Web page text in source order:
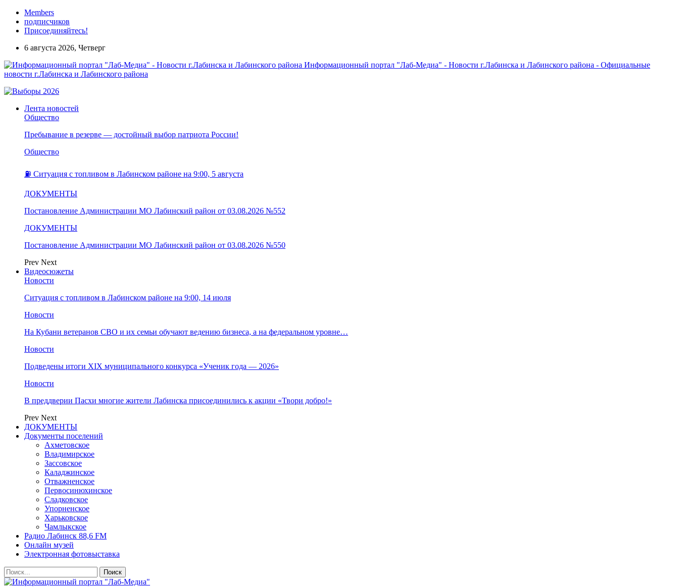
Members
подписчиков
Присоединяйтесь!
6 августа 2026, Четверг
Информационный портал "Лаб-Медиа" - Новости г.Лабинска и Лабинского района - Официальные
новости г.Лабинска и Лабинского района
Лента новостей
Общество
Пребывание в резерве — достойный выбор патриота России!
Общество
⛽️ Ситуация с топливом в Лабинском районе на 9:00, 5 августа
ДОКУМЕНТЫ
Постановление Администрации МО Лабинский район от 03.08.2026 №552
ДОКУМЕНТЫ
Постановление Администрации МО Лабинский район от 03.08.2026 №550
Prev Next
Видеосюжеты
Новости
Ситуация с топливом в Лабинском районе на 9:00, 14 июля
Новости
На Кубани ветеранов СВО и их семьи обучают ведению бизнеса, а на федеральном уровне…
Новости
Подведены итоги XIX муниципального конкурса «Ученик года — 2026»
Новости
В преддверии Пасхи многие жители Лабинска присоединились к акции «Твори добро!»
Prev Next
ДОКУМЕНТЫ
Документы поселений
Ахметовское
Владимирское
Зассовское
Каладжинское
Отважненское
Первосинюхинское
Сладковское
Упорненское
Харьковское
Чамлыкское
Радио Лабинск 88,6 FM
Онлайн музей
Электронная фотовыставка